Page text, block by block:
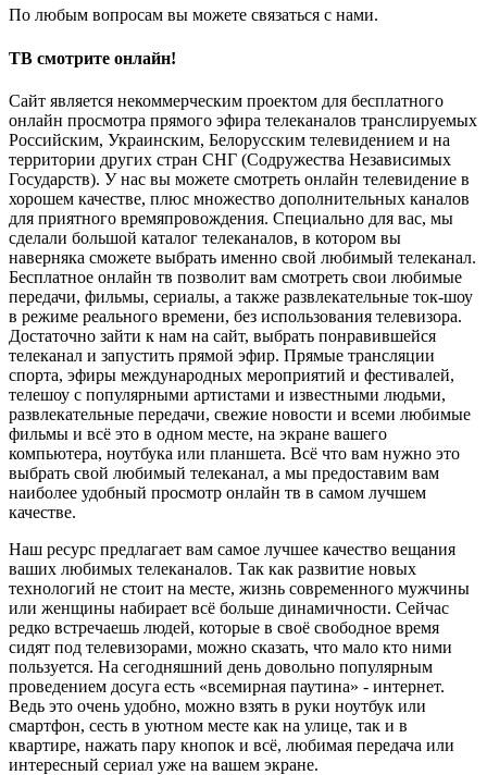
По любым вопросам вы можете связаться с нами.
ТВ смотрите онлайн!
Сайт является некоммерческим проектом для бесплатного
онлайн просмотра прямого эфира телеканалов транслируемых
Российским, Украинским, Белорусским телевидением и на
территории других стран СНГ (Содружества Независимых
Государств). У нас вы можете смотреть онлайн телевидение в
хорошем качестве, плюс множество дополнительных каналов
для приятного времяпровождения. Специально для вас, мы
сделали большой каталог телеканалов, в котором вы
наверняка сможете выбрать именно свой любимый телеканал.
Бесплатное онлайн тв позволит вам смотреть свои любимые
передачи, фильмы, сериалы, а также развлекательные ток-шоу
в режиме реального времени, без использования телевизора.
Достаточно зайти к нам на сайт, выбрать понравившейся
телеканал и запустить прямой эфир. Прямые трансляции
спорта, эфиры международных мероприятий и фестивалей,
телешоу с популярными артистами и известными людьми,
развлекательные передачи, свежие новости и всеми любимые
фильмы и всё это в одном месте, на экране вашего
компьютера, ноутбука или планшета. Всё что вам нужно это
выбрать свой любимый телеканал, а мы предоставим вам
наиболее удобный просмотр онлайн тв в самом лучшем
качестве.
Наш ресурс предлагает вам самое лучшее качество вещания
ваших любимых телеканалов. Так как развитие новых
технологий не стоит на месте, жизнь современного мужчины
или женщины набирает всё больше динамичности. Сейчас
редко встречаешь людей, которые в своё свободное время
сидят под телевизорами, можно сказать, что мало кто ними
пользуется. На сегодняшний день довольно популярным
проведением досуга есть «всемирная паутина» - интернет.
Ведь это очень удобно, можно взять в руки ноутбук или
смартфон, сесть в уютном месте как на улице, так и в
квартире, нажать пару кнопок и всё, любимая передача или
интересный сериал уже на вашем экране.